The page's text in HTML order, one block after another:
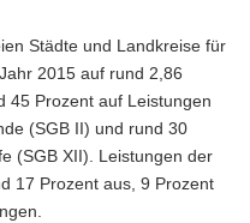
Städte und Landkreise für
2015 auf rund 2,86
45 Prozent auf Leistungen
(SGB II) und rund 30
(SGB XII). Leistungen der
17 Prozent aus, 9 Prozent